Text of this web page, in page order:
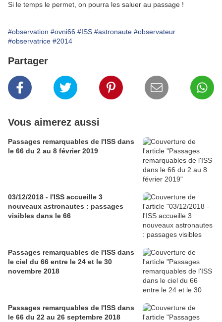
Si le temps le permet, on pourra les saluer au passage !
#observation #ovni66 #ISS #astronaute #observateur
#observatrice #2014
Partager
Vous aimerez aussi
Passages remarquables de l'ISS dans
le 66 du 2 au 8 février 2019
03/12/2018 - l'ISS accueille 3
nouveaux astronautes : passages
visibles dans le 66
Passages remarquables de l'ISS dans
le ciel du 66 entre le 24 et le 30
novembre 2018
Passages remarquables de l'ISS dans
le 66 du 22 au 26 septembre 2018